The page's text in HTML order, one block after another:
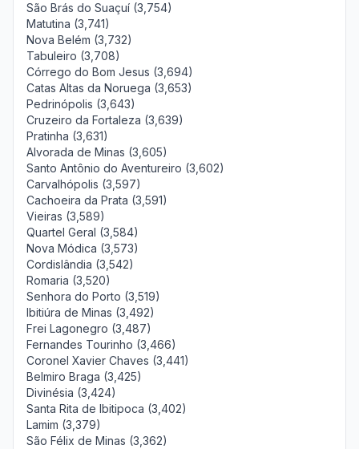
São Brás do Suaçuí (3,754)
Matutina (3,741)
Nova Belém (3,732)
Tabuleiro (3,708)
Córrego do Bom Jesus (3,694)
Catas Altas da Noruega (3,653)
Pedrinópolis (3,643)
Cruzeiro da Fortaleza (3,639)
Pratinha (3,631)
Alvorada de Minas (3,605)
Santo Antônio do Aventureiro (3,602)
Carvalhópolis (3,597)
Cachoeira da Prata (3,591)
Vieiras (3,589)
Quartel Geral (3,584)
Nova Módica (3,573)
Cordislândia (3,542)
Romaria (3,520)
Senhora do Porto (3,519)
Ibitiúra de Minas (3,492)
Frei Lagonegro (3,487)
Fernandes Tourinho (3,466)
Coronel Xavier Chaves (3,441)
Belmiro Braga (3,425)
Divinésia (3,424)
Santa Rita de Ibitipoca (3,402)
Lamim (3,379)
São Félix de Minas (3,362)